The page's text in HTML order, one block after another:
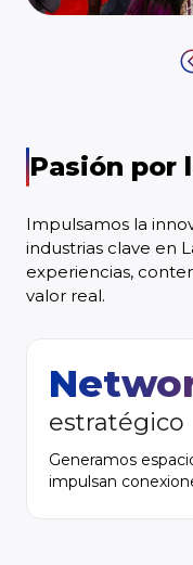
Pasión por
Impulsamos la
industrias clave en
experiencias,
valor real.
estratégico
Generamos
impulsan